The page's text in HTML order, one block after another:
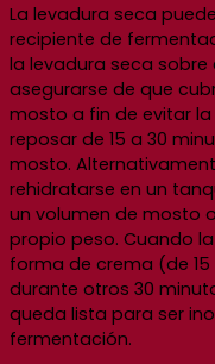
La levadura seca
recipiente de
la levadura seca sobre
asegurarse de que
mosto a fin de evitar
reposar de 15 a 30
mosto.
rehidratarse en un
un volumen de mosto
propio peso. Cuando
forma de crema (de
durante otros 30
queda lista para ser
fermentación.